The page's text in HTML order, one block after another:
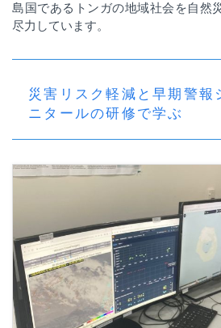
島国であるトンガの地域社会を自然
尽力しています。
災害リスク軽減と早期警報
ニタールの研修で学ぶ